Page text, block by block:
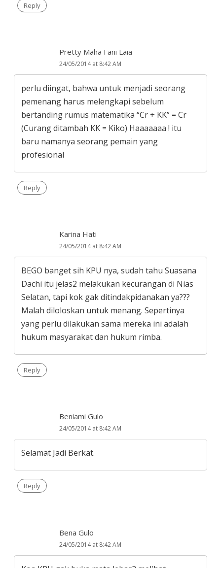
Reply
Pretty Maha Fani Laia
24/05/2014 at 8:42 AM
perlu diingat, bahwa untuk menjadi seorang
pemenang harus melengkapi sebelum
bertanding rumus matematika “Cr + KK” = Cr
(Curang ditambah KK = Kiko) Haaaaaaa ! itu
baru namanya seorang pemain yang
profesional
Reply
Karina Hati
24/05/2014 at 8:42 AM
BEGO banget sih KPU nya, sudah tahu Suasana
Dachi itu jelas2 melakukan kecurangan di Nias
Selatan, tapi kok gak ditindakpidanakan ya???
Malah diloloskan untuk menang. Sepertinya
yang perlu dilakukan sama mereka ini adalah
hukum masyarakat dan hukum rimba.
Reply
Beniami Gulo
24/05/2014 at 8:42 AM
Selamat Jadi Berkat.
Reply
Bena Gulo
24/05/2014 at 8:42 AM